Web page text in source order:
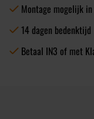
Montage mogelijk
14 dagen bedenktijd
Betaal IN3 of met